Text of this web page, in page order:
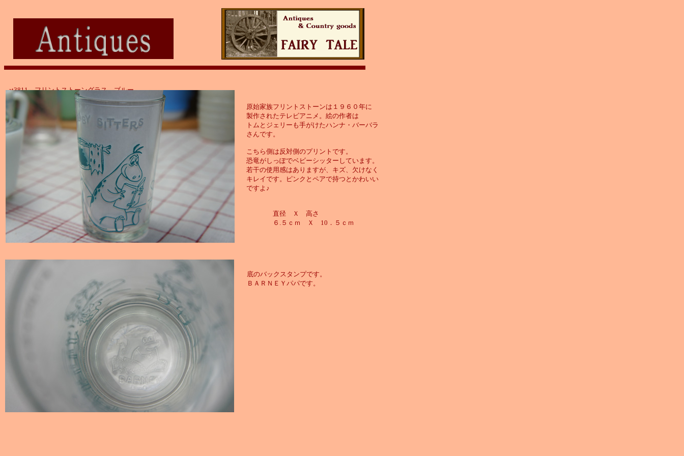
at3811 フリントストーングラス ブルー
原始家族フリントストーンは１９６０年に
製作されたテレビアニメ。絵の作者は
トムとジェリーも手がけたハンナ・バーバラ
さんです。
こちら側は反対側のプリントです。
恐竜がしっぽでベビーシッターしています。
若干の使用感はありますが、キズ、欠けなく
キレイです。ピンクとペアで持つとかわいい
ですよ♪
直径 Ｘ 高さ
６.５ｃｍ Ｘ 10．５ｃｍ
底のバックスタンプです。
ＢＡＲＮＥＹパパです。